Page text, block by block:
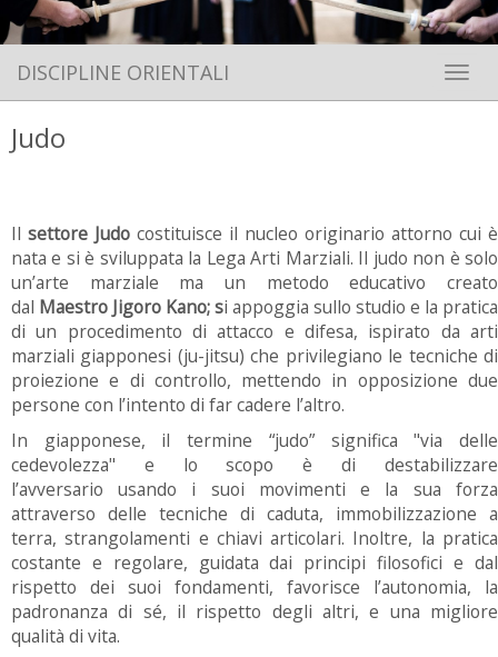
DISCIPLINE ORIENTALI
Judo
Il settore Judo costituisce il nucleo originario attorno cui è
nata e si è sviluppata la Lega Arti Marziali. Il judo non è solo
un’arte marziale ma un metodo educativo creato
dal Maestro Jigoro Kano; si appoggia sullo studio e la pratica
di un procedimento di attacco e difesa, ispirato da arti
marziali giapponesi (ju-jitsu) che privilegiano le tecniche di
proiezione e di controllo, mettendo in opposizione due
persone con l’intento di far cadere l’altro.
In giapponese, il termine “judo” significa "via delle
cedevolezza" e lo scopo è di destabilizzare
l’avversario usando i suoi movimenti e la sua forza
attraverso delle tecniche di caduta, immobilizzazione a
terra, strangolamenti e chiavi articolari. Inoltre, la pratica
costante e regolare, guidata dai principi filosofici e dal
rispetto dei suoi fondamenti, favorisce l’autonomia, la
padronanza di sé, il rispetto degli altri, e una migliore
qualità di vita.